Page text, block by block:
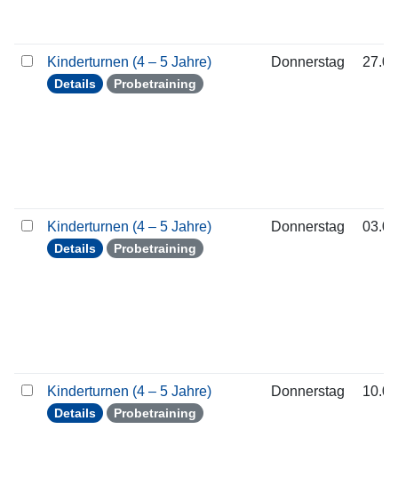
Kinderturnen (4 – 5 Jahre)
Details Probetraining
Donnerstag
Kinderturnen (4 – 5 Jahre)
Details Probetraining
Donnerstag
Kinderturnen (4 – 5 Jahre)
Details Probetraining
Donnerstag